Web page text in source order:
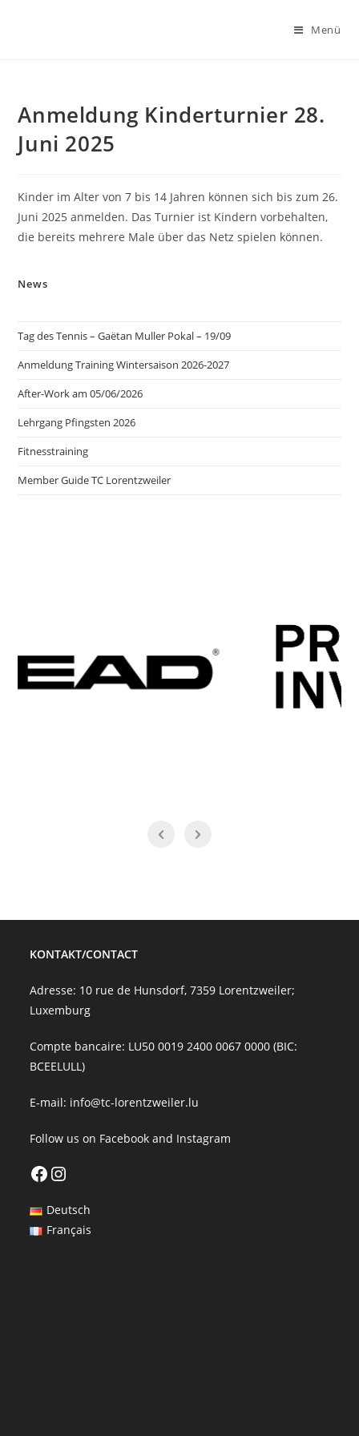
Menü
Anmeldung Kinderturnier 28.
Juni 2025
Kinder im Alter von 7 bis 14 Jahren können sich bis zum 26.
Juni 2025 anmelden. Das Turnier ist Kindern vorbehalten,
die bereits mehrere Male über das Netz spielen können.
News
Tag des Tennis – Gaëtan Muller Pokal – 19/09
Anmeldung Training Wintersaison 2026-2027
After-Work am 05/06/2026
Lehrgang Pfingsten 2026
Fitnesstraining
Member Guide TC Lorentzweiler
KONTAKT/CONTACT
Adresse: 10 rue de Hunsdorf, 7359 Lorentzweiler;
Luxemburg
Compte bancaire: LU50 0019 2400 0067 0000 (BIC:
BCEELULL)
E-mail: info@tc-lorentzweiler.lu
Follow us on Facebook and Instagram
FacebookInstagram
Deutsch
Français